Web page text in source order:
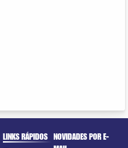
LINKS RÁPIDOS NOVIDADES POR E-